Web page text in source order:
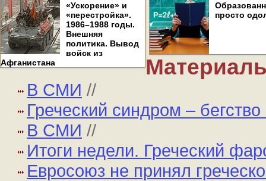
«Ускорение» и
«перестройка».
1986–1988 годы.
Внешняя
политика. Вывод
войск из
Афганистана
просто
В СМИ //
Греческий синдром – бегство
В СМИ //
Итоги недели. Греческий
Евросоюз не принял